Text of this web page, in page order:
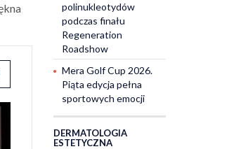
polinukleotydów
podczas finału
Regeneration
Roadshow
Mera Golf Cup 2026.
Piąta edycja pełna
sportowych emocji
DERMATOLOGIA
ESTETYCZNA